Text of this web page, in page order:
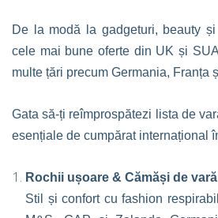
De la modă la gadgeturi, beauty
cele mai bune oferte din UK și
multe țări precum Germania, Franța
Gata să-ți reîmprospătezi lista de
esențiale de cumpărat internațional
Rochii ușoare & Cămăși de vară
Stil și confort cu fashion